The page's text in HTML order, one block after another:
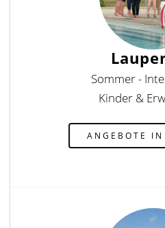
Sommer -
Kinder &
ANGEBOTE